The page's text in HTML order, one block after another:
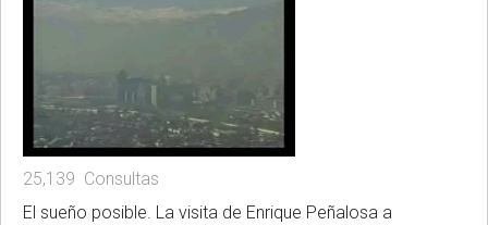
25,139 Consultas
El sueño posible. La visita de Enrique Peñalosa a